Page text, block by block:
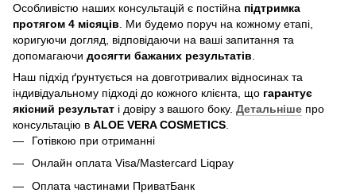
Особливістю наших консультацій є постійна підтримка
протягом 4 місяців . Ми будемо поруч на кожному етапі,
коригуючи догляд, відповідаючи на ваші запитання та
допомагаючи досягти бажаних результатів
Наш підхід ґрунтується на довготривалих відносинах та
індивідуальному підході до кожного клієнта, що гарантує
якісний результат і довіру з вашого боку. Детальніше про
консультацію в ALOE VERA COSMETICS
Готівкою при отриманні
Онлайн оплата Visa/Mastercard Liqpay
Оплата частинами ПриватБанк